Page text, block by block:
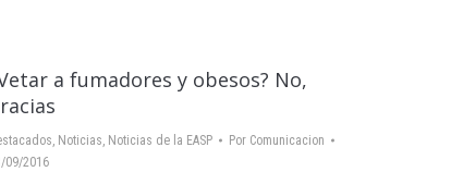
a fumadores y obesos? No,
Noticias Noticias de la EASP Por Comunicacion
09/2016